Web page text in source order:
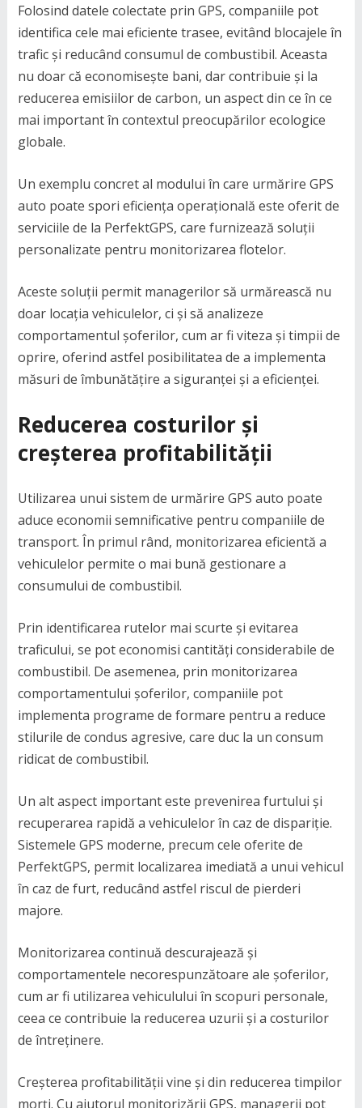
Folosind datele colectate prin GPS, companiile pot
identifica cele mai eficiente trasee, evitând blocajele în
trafic și reducând consumul de combustibil. Aceasta
nu doar că economisește bani, dar contribuie și la
reducerea emisiilor de carbon, un aspect din ce în ce
mai important în contextul preocupărilor ecologice
globale.
Un exemplu concret al modului în care urmărire GPS
auto poate spori eficiența operațională este oferit de
serviciile de la PerfektGPS, care furnizează soluții
personalizate pentru monitorizarea flotelor.
Aceste soluții permit managerilor să urmărească nu
doar locația vehiculelor, ci și să analizeze
comportamentul șoferilor, cum ar fi viteza și timpii de
oprire, oferind astfel posibilitatea de a implementa
măsuri de îmbunătățire a siguranței și a eficienței.
Reducerea costurilor și
creșterea profitabilității
Utilizarea unui sistem de urmărire GPS auto poate
aduce economii semnificative pentru companiile de
transport. În primul rând, monitorizarea eficientă a
vehiculelor permite o mai bună gestionare a
consumului de combustibil.
Prin identificarea rutelor mai scurte și evitarea
traficului, se pot economisi cantități considerabile de
combustibil. De asemenea, prin monitorizarea
comportamentului șoferilor, companiile pot
implementa programe de formare pentru a reduce
stilurile de condus agresive, care duc la un consum
ridicat de combustibil.
Un alt aspect important este prevenirea furtului și
recuperarea rapidă a vehiculelor în caz de dispariție.
Sistemele GPS moderne, precum cele oferite de
PerfektGPS, permit localizarea imediată a unui vehicul
în caz de furt, reducând astfel riscul de pierderi
majore.
Monitorizarea continuă descurajează și
comportamentele necorespunzătoare ale șoferilor,
cum ar fi utilizarea vehiculului în scopuri personale,
ceea ce contribuie la reducerea uzurii și a costurilor
de întreținere.
Creșterea profitabilității vine și din reducerea timpilor
morți. Cu ajutorul monitorizării GPS, managerii pot